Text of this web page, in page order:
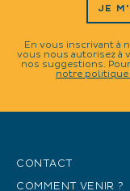
JE
En vous inscrivant à
vous nous autorisez à
nos suggestions.
notre
CONTACT
COMMENT VENIR ?